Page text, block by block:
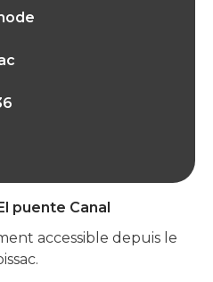
puente Canal
accessible depuis le